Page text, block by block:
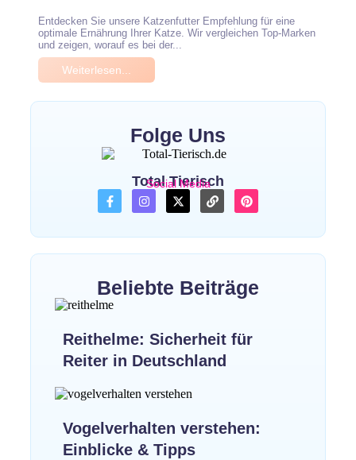
Entdecken Sie unsere Katzenfutter Empfehlung für eine
optimale Ernährung Ihrer Katze. Wir vergleichen Top-Marken
und zeigen, worauf es bei der...
Weiterlesen...
Folge Uns
Total Tierisch
Social Media
Beliebte Beiträge
Reithelme: Sicherheit für
Reiter in Deutschland
Vogelverhalten verstehen:
Einblicke & Tipps